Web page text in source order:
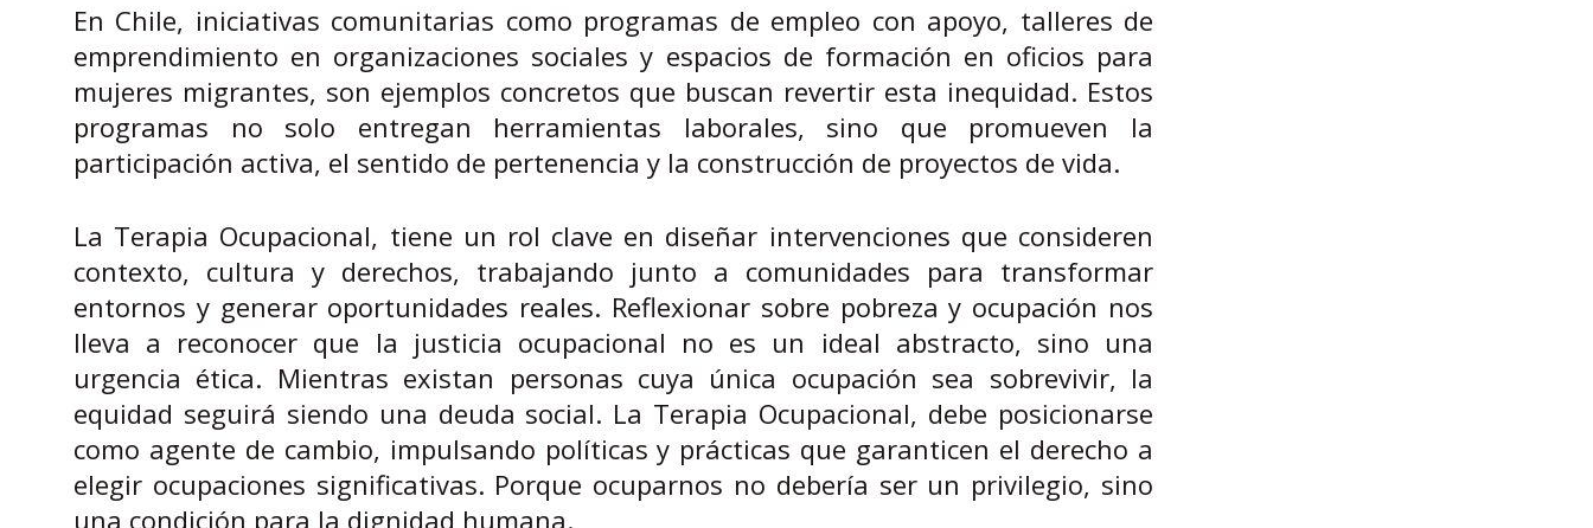
En Chile, iniciativas comunitarias como programas de empleo con apoyo, talleres de
emprendimiento en organizaciones sociales y espacios de formación en oficios para
mujeres migrantes, son ejemplos concretos que buscan revertir esta inequidad. Estos
programas no solo entregan herramientas laborales, sino que promueven la
participación activa, el sentido de pertenencia y la construcción de proyectos de vida.
La Terapia Ocupacional, tiene un rol clave en diseñar intervenciones que consideren
contexto, cultura y derechos, trabajando junto a comunidades para transformar
entornos y generar oportunidades reales. Reflexionar sobre pobreza y ocupación nos
lleva a reconocer que la justicia ocupacional no es un ideal abstracto, sino una
urgencia ética. Mientras existan personas cuya única ocupación sea sobrevivir, la
equidad seguirá siendo una deuda social. La Terapia Ocupacional, debe posicionarse
como agente de cambio, impulsando políticas y prácticas que garanticen el derecho a
elegir ocupaciones significativas. Porque ocuparnos no debería ser un privilegio, sino
una condición para la dignidad humana.